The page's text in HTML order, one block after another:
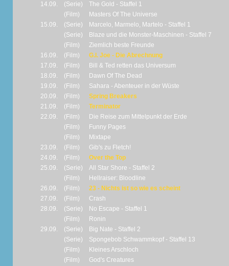
14.09.
(Serie)
The Gold - Staffel 1
(Film)
Masters Of The Universe
15.09.
(Serie)
Marcelo, Marmelo, Martelo - Staffel 1
(Serie)
Blaze und die Monster-Maschinen - Staffel 7
(Film)
Ziemlich beste Freunde
16.09.
(Film)
G.I. Joe - Die Abrechnung
17.09.
(Film)
Bill & Ted retten das Universum
18.09.
(Film)
Dawn Of The Dead
19.09.
(Film)
Sahara - Abenteuer in der Wüste
20.09.
(Film)
Spring Breakers
21.09.
(Film)
Terminator
22.09.
(Film)
Die Reise zum Mittelpunkt der Erde
(Film)
Funny Pages
(Film)
Mixtape
23.09.
(Film)
Gib's zu Fletch!
24.09.
(Film)
Over the Top
25.09.
(Serie)
All Star Shore - Staffel 2
(Film)
Hellraiser: Bloodline
26.09.
(Film)
23 - Nichts ist so wie es scheint
27.09.
(Film)
Crash
28.09.
(Serie)
No Escape - Staffel 1
(Film)
Ronin
29.09.
(Serie)
Big Nate - Staffel 2
(Serie)
Spongebob Schwammkopf - Staffel 13
(Film)
Kleines Arschloch
(Film)
God's Creatures